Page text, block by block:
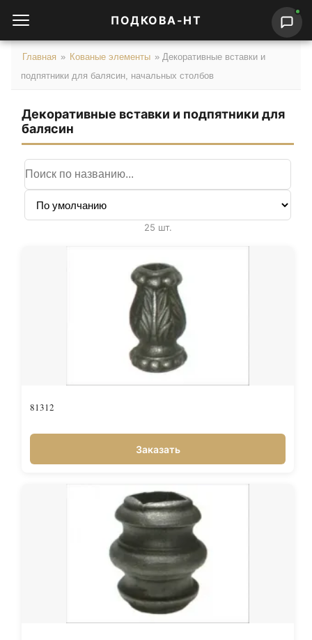
ПОДКОВА-НТ
Главная » Кованые элементы » Декоративные вставки и
подпятники для балясин, начальных столбов
Декоративные вставки и подпятники для
балясин
25 шт.
81312
Заказать